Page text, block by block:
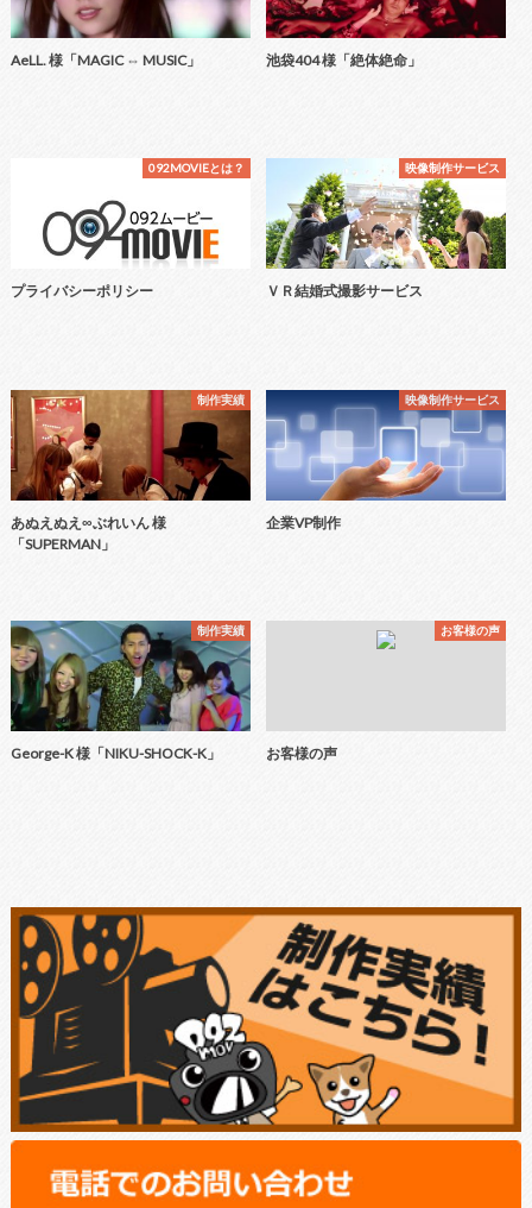
AeLL. 様「MAGIC ⇔ MUSIC」 池袋404 様「絶体絶命」
092MOVIEとは？
プライバシーポリシー
映像制作サービス
ＶＲ結婚式撮影サービス
制作実績
あぬえぬえ∞ぶれいん 様
「SUPERMAN」
映像制作サービス
企業VP制作
制作実績
George-K 様「NIKU-SHOCK-K」
お客様の声
お客様の声